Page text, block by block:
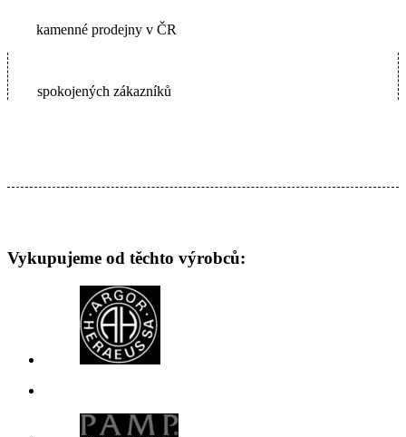
kamenné prodejny v ČR
spokojených zákazníků
Vykupujeme od těchto výrobců: